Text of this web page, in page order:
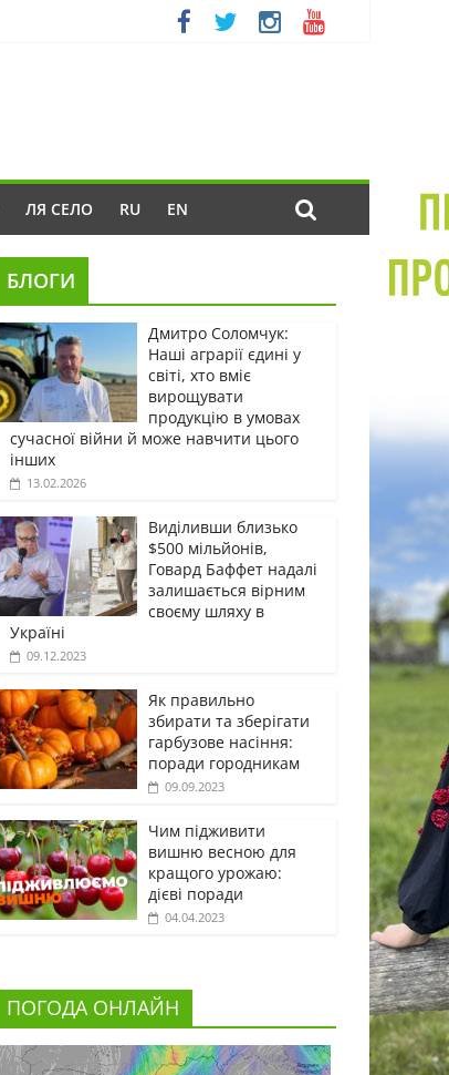
ЛЯ СЕЛО RU EN
БЛОГИ
Дмитро Соломчук:
Наші аграрії єдині у
світі, хто вміє
вирощувати
продукцію в умовах
сучасної війни й може навчити цього
інших
13.02.2026
Виділивши близько
$500 мільйонів,
Говард Баффет надалі
залишається вірним
своєму шляху в
Україні
09.12.2023
Як правильно
збирати та зберігати
гарбузове насіння:
поради городникам
09.09.2023
Чим підживити
вишню весною для
кращого урожаю:
дієві поради
04.04.2023
ПОГОДА ОНЛАЙН